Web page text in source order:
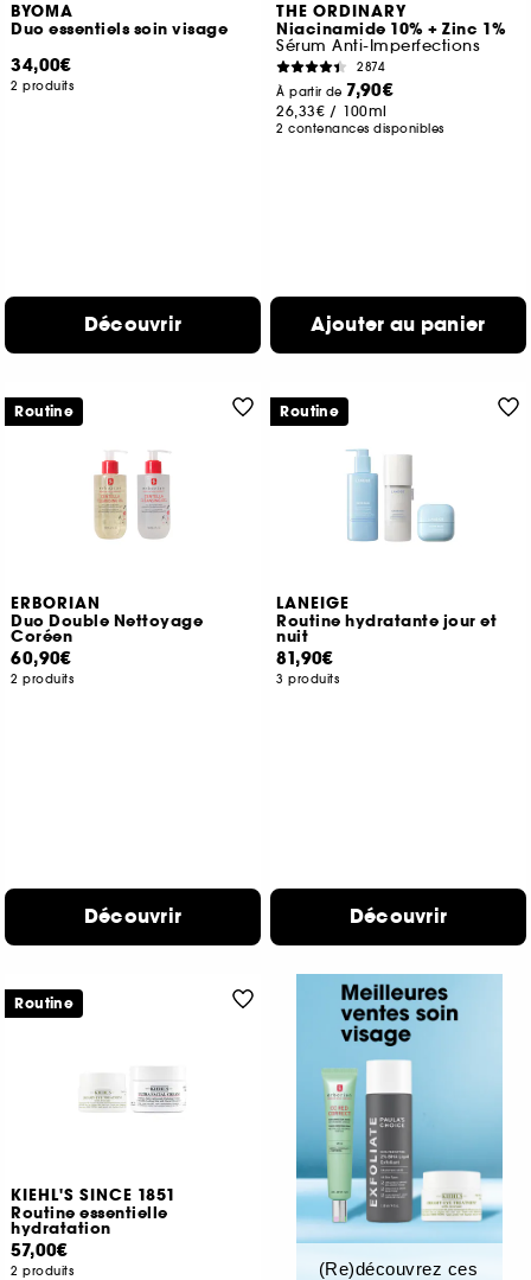
BYOMA
Duo essentiels soin visage
34,00€
2 produits
Découvrir
THE ORDINARY
Niacinamide 10% + Zinc 1%
Sérum Anti-Imperfections
2874
À partir de 7,90€
26,33€ / 100ml
2 contenances disponibles
Ajouter au panier
ERBORIAN
Duo Double Nettoyage
Coréen
60,90€
2 produits
Découvrir
Routine
LANEIGE
Routine hydratante jour et
nuit
81,90€
3 produits
Découvrir
Routine
KIEHL'S SINCE 1851
Routine essentielle
hydratation
57,00€
2 produits
Routine
(Re)découvrez ces